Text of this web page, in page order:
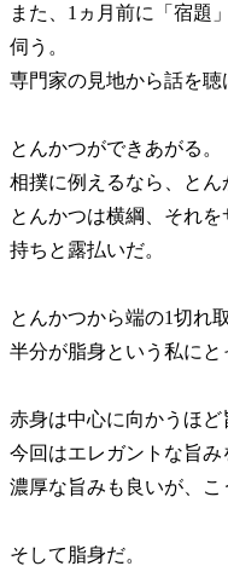
また、1ヵ月前に
宿題
伺う。
専門家の見地から話を聴
とんかつができあがる。
相撲に例えるなら、とん
とんかつは横綱、それ
持ちと露払いだ。
とんかつから端の1切れ
半分が脂身という私に
赤身は中心に向かうほど
今回はエレガントな旨み
濃厚な旨みも良いが、こ
そして脂身だ。